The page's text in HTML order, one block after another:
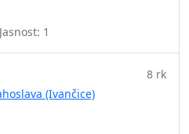
1
(Ivančice)
8 rk